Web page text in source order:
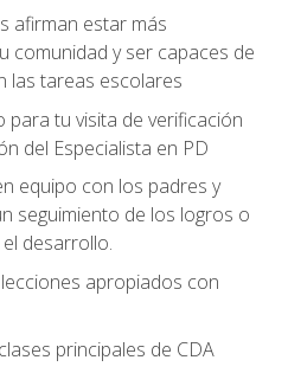
afirman estar más
comunidad y ser capaces de
las tareas escolares
tu visita de verificación
del Especialista en PD
equipo con los padres y
seguimiento de los logros o
desarrollo.
apropiados con
principales de CDA